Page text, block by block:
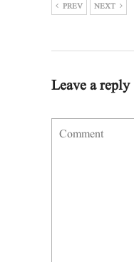
PREV NEXT
Leave a reply